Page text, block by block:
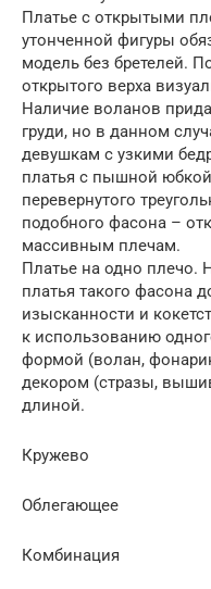
Платье с открытыми
утонченной фигуры
модель без бретелей.
открытого верха
Наличие воланов
груди, но в данном
девушкам с узкими
платья с пышной
перевернутого
подобного фасона –
массивным плечам.
Платье на одно плечо.
платья такого фасона
изысканности и
к использованию
формой (волан,
декором (стразы,
длиной.
Кружево
Облегающее
Комбинация